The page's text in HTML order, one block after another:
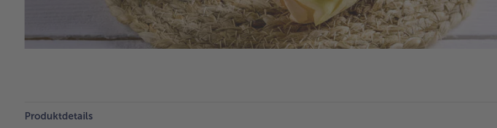
Produktdetails